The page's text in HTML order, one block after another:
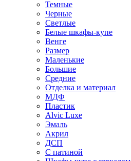
Темные
Черные
Светлые
Белые шкафы-купе
Венге
Размер
Маленькие
Большие
Средние
Отделка и материал
МДФ
Пластик
Alvic Luxe
Эмаль
Акрил
ДСП
С патиной